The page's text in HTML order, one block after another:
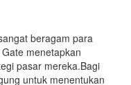
beragam para
menetapkan
pasar mereka.Bagi
untuk menentukan